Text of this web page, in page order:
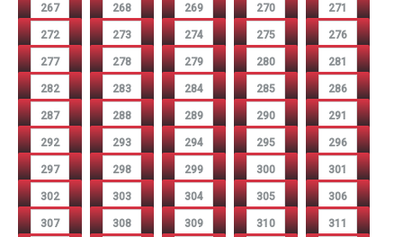
267 268 269 270 271
272 273 274 275 276
277 278 279 280 281
282 283 284 285 286
287 288 289 290 291
292 293 294 295 296
297 298 299 300 301
302 303 304 305 306
307 308 309 310 311